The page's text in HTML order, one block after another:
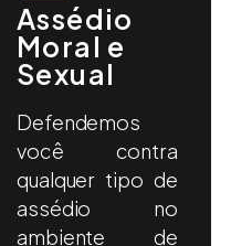
Assédio
Moral e
Sexual
Defendemos
você contra
qualquer tipo de
assédio no
ambiente de